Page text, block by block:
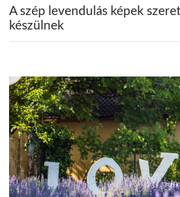
A szép levendulás képek
készülnek